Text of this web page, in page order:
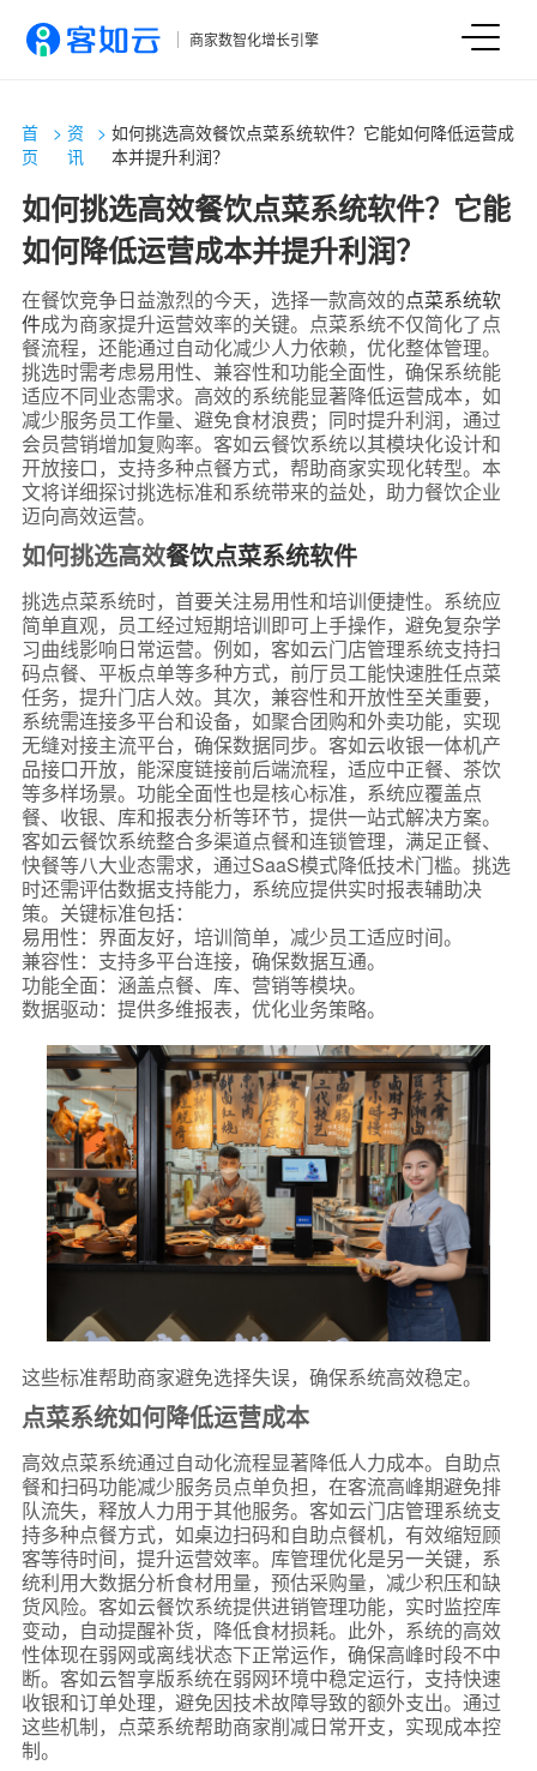
商家数智化增长引擎
首
页
> 资
讯
>如何挑选高效餐饮点菜系统软件？它能如何降低运营成
本并提升利润？
如何挑选高效餐饮点菜系统软件？它能
如何降低运营成本并提升利润？
在餐饮竞争日益激烈的今天，选择一款高效的点菜系统软
件成为商家提升运营效率的关键。点菜系统不仅简化了点
餐流程，还能通过自动化减少人力依赖，优化整体管理。
挑选时需考虑易用性、兼容性和功能全面性，确保系统能
适应不同业态需求。高效的系统能显著降低运营成本，如
减少服务员工作量、避免食材浪费；同时提升利润，通过
会员营销增加复购率。客如云餐饮系统以其模块化设计和
开放接口，支持多种点餐方式，帮助商家实现化转型。本
文将详细探讨挑选标准和系统带来的益处，助力餐饮企业
迈向高效运营。
如何挑选高效餐饮点菜系统软件
挑选点菜系统时，首要关注易用性和培训便捷性。系统应
简单直观，员工经过短期培训即可上手操作，避免复杂学
习曲线影响日常运营。例如，客如云门店管理系统支持扫
码点餐、平板点单等多种方式，前厅员工能快速胜任点菜
任务，提升门店人效。其次，兼容性和开放性至关重要，
系统需连接多平台和设备，如聚合团购和外卖功能，实现
无缝对接主流平台，确保数据同步。客如云收银一体机产
品接口开放，能深度链接前后端流程，适应中正餐、茶饮
等多样场景。功能全面性也是核心标准，系统应覆盖点
餐、收银、库和报表分析等环节，提供一站式解决方案。
客如云餐饮系统整合多渠道点餐和连锁管理，满足正餐、
快餐等八大业态需求，通过SaaS模式降低技术门槛。挑选
时还需评估数据支持能力，系统应提供实时报表辅助决
策。关键标准包括：
易用性：界面友好，培训简单，减少员工适应时间。
兼容性：支持多平台连接，确保数据互通。
功能全面：涵盖点餐、库、营销等模块。
数据驱动：提供多维报表，优化业务策略。
这些标准帮助商家避免选择失误，确保系统高效稳定。
点菜系统如何降低运营成本
高效点菜系统通过自动化流程显著降低人力成本。自助点
餐和扫码功能减少服务员点单负担，在客流高峰期避免排
队流失，释放人力用于其他服务。客如云门店管理系统支
持多种点餐方式，如桌边扫码和自助点餐机，有效缩短顾
客等待时间，提升运营效率。库管理优化是另一关键，系
统利用大数据分析食材用量，预估采购量，减少积压和缺
货风险。客如云餐饮系统提供进销管理功能，实时监控库
变动，自动提醒补货，降低食材损耗。此外，系统的高效
性体现在弱网或离线状态下正常运作，确保高峰时段不中
断。客如云智享版系统在弱网环境中稳定运行，支持快速
收银和订单处理，避免因技术故障导致的额外支出。通过
这些机制，点菜系统帮助商家削减日常开支，实现成本控
制。